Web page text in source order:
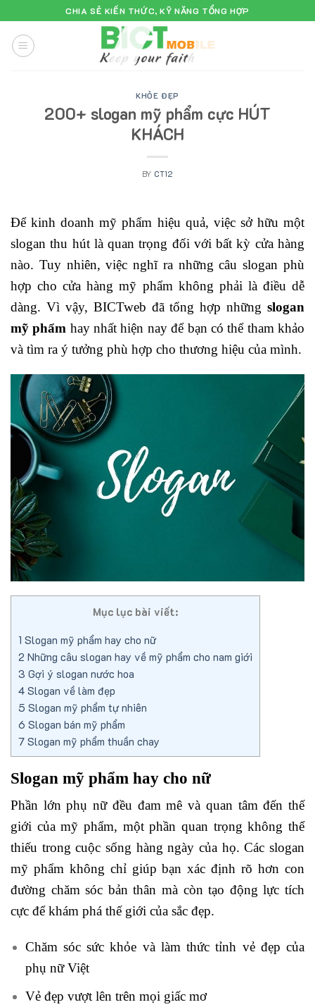
to
content
CHIA SẺ KIẾN THỨC, KỸ NĂNG TỔNG HỢP
KHỎE ĐẸP
200+ slogan mỹ phẩm cực HÚT
KHÁCH
BY CT12
Để kinh doanh mỹ phẩm hiệu quả, việc sở hữu một
slogan thu hút là quan trọng đối với bất kỳ cửa hàng
nào. Tuy nhiên, việc nghĩ ra những câu slogan phù
hợp cho cửa hàng mỹ phẩm không phải là điều dễ
dàng. Vì vậy, BICTweb đã tổng hợp những slogan
mỹ phẩm hay nhất hiện nay để bạn có thể tham khảo
và tìm ra ý tưởng phù hợp cho thương hiệu của mình.
Mục lục bài viết:
1 Slogan mỹ phẩm hay cho nữ
2 Những câu slogan hay về mỹ phẩm cho nam giới
3 Gợi ý slogan nước hoa
4 Slogan về làm đẹp
5 Slogan mỹ phẩm tự nhiên
6 Slogan bán mỹ phẩm
7 Slogan mỹ phẩm thuần chay
Slogan mỹ phẩm hay cho nữ
Phần lớn phụ nữ đều đam mê và quan tâm đến thế
giới của mỹ phẩm, một phần quan trọng không thể
thiếu trong cuộc sống hàng ngày của họ. Các slogan
mỹ phẩm không chỉ giúp bạn xác định rõ hơn con
đường chăm sóc bản thân mà còn tạo động lực tích
cực để khám phá thế giới của sắc đẹp.
Chăm sóc sức khỏe và làm thức tỉnh vẻ đẹp của
phụ nữ Việt
Vẻ đẹp vượt lên trên mọi giấc mơ